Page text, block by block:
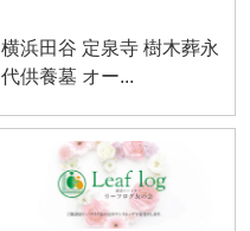
横浜田谷 定泉寺 樹木葬永
代供養墓 オー...